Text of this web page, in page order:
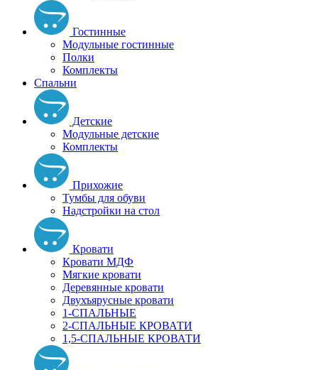
Гостинные
Модульные гостинные
Полки
Комплекты
Спальни
Детские
Модульные детские
Комплекты
Прихожие
Тумбы для обуви
Надстройки на стол
Кровати
Кровати МДФ
Мягкие кровати
Деревянные кровати
Двухъярусные кровати
1-СПАЛЬНЫЕ
2-СПАЛЬНЫЕ КРОВАТИ
1,5-СПАЛЬНЫЕ КРОВАТИ